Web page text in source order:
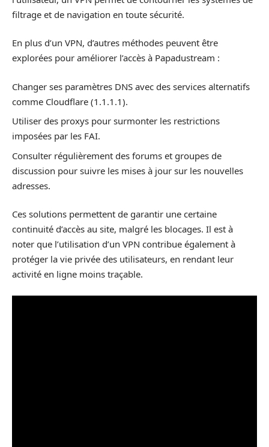
filtrage et de navigation en toute sécurité.
En plus d’un VPN, d’autres méthodes peuvent être
explorées pour améliorer l’accès à Papadustream :
Changer ses paramètres DNS avec des services alternatifs
comme Cloudflare (1.1.1.1).
Utiliser des proxys pour surmonter les restrictions
imposées par les FAI.
Consulter régulièrement des forums et groupes de
discussion pour suivre les mises à jour sur les nouvelles
adresses.
Ces solutions permettent de garantir une certaine
continuité d’accès au site, malgré les blocages. Il est à
noter que l’utilisation d’un VPN contribue également à
protéger la vie privée des utilisateurs, en rendant leur
activité en ligne moins traçable.